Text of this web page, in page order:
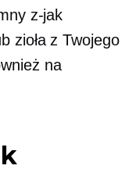
z-jak
zioła z Twojego
na